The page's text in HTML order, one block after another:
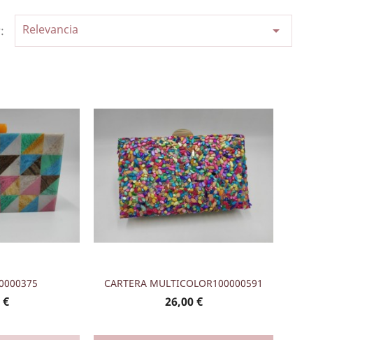
Relevancia 
CARTERA MULTICOLOR100000591
Precio
26,00 €
